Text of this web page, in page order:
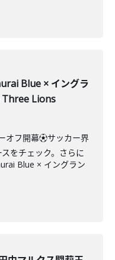
Blue × イングラ
Three Lions
オフ開幕⚽️サッカー界
をチェック。さらに
Blue × イングラン